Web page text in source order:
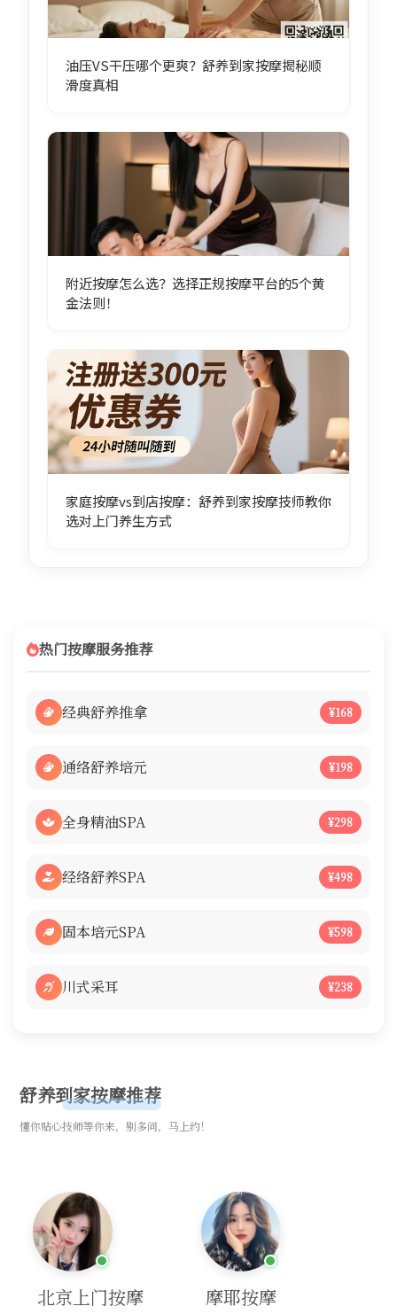
油压VS干压哪个更爽？舒养到家按摩揭秘顺
滑度真相
附近按摩怎么选？选择正规按摩平台的5个黄
金法则！
家庭按摩vs到店按摩：舒养到家按摩技师教你
选对上门养生方式
热门按摩服务推荐
经典舒养推拿 ¥168
通络舒养培元 ¥198
全身精油SPA ¥298
经络舒养SPA ¥498
固本培元SPA ¥598
川式采耳 ¥238
舒养到家按摩推荐
懂你贴心技师等你来，别多问，马上约！
北京上门按摩 摩耶按摩